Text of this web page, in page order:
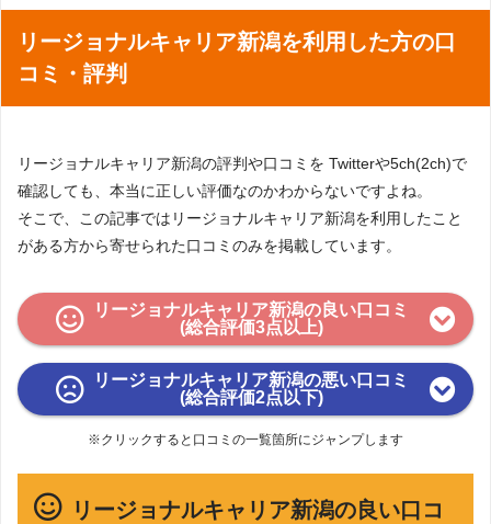
【松本支社】
命松本深志ビル2F
【富山支社】
〒370-0841 群馬県高崎市栄町3-11 高崎バナ
ーズビル4F
〒105-0021 東京都港区東新橋2-4-1 サンマ
ル内）
リージョナルキャリア新潟を利用した方の口
コミ・評判
リージョナルキャリア新潟の評判や口コミを Twitterや5ch(2ch)で
確認しても、本当に正しい評価なのかわからないですよね。
そこで、この記事ではリージョナルキャリア新潟を利用したこと
がある方から寄せられた口コミのみを掲載しています。
リージョナルキャリア新潟の良い口コミ
(総合評価3点以上)
リージョナルキャリア新潟の悪い口コミ
(総合評価2点以下)
※クリックすると口コミの一覧箇所にジャンプします
リージョナルキャリア新潟の良い口コ